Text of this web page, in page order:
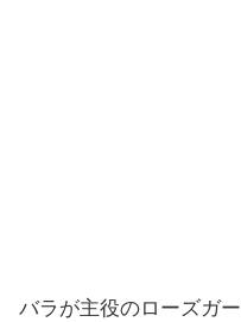
バラが主役のローズガ